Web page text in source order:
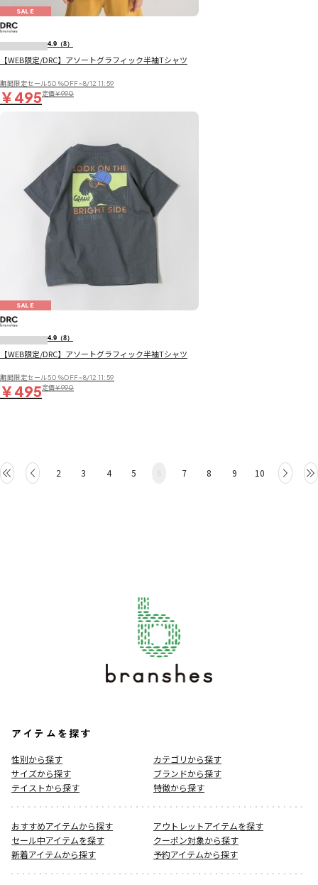
SALE
4.9 （8）
【WEB限定/DRC】アソートグラフィック半袖Tシャツ
期間限定セール50％OFF~8/12 11:59
￥495定価￥990
SALE
4.9 （8）
【WEB限定/DRC】アソートグラフィック半袖Tシャツ
期間限定セール50％OFF~8/12 11:59
￥495定価￥990
2 3 4 5 7 8 9 10
アイテムを探す
性別から探す
カテゴリから探す
サイズから探す
ブランドから探す
テイストから探す
特徴から探す
おすすめアイテムから探す
アウトレットアイテムを探す
セール中アイテムを探す
クーポン対象から探す
新着アイテムから探す
予約アイテムから探す